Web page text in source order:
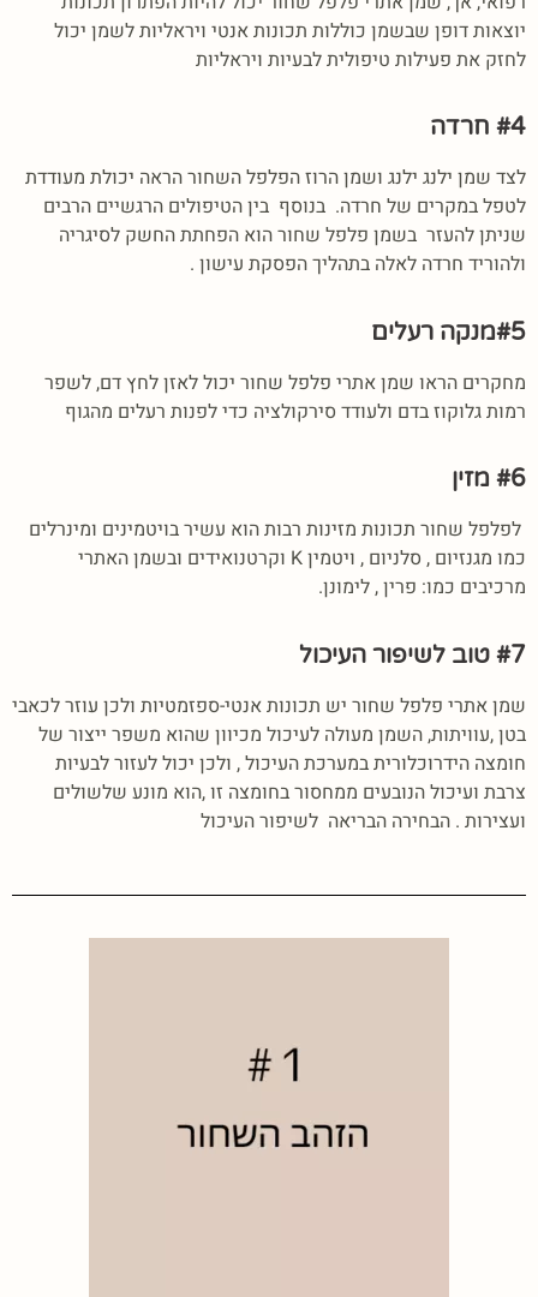
יוצאות דופן שבשמן כוללות תכונות אנטי ויראליות לשמן יכול
לחזק את פעילות טיפולית לבעיות ויראליות
#4 חרדה
לצד שמן ילנג ילנג ושמן הרוז הפלפל השחור הראה יכולת מעודדת
לטפל במקרים של חרדה. בנוסף בין הטיפולים הרגשיים הרבים
שניתן להעזר בשמן פלפל שחור הוא הפחתת החשק לסיגריה
ולהוריד חרדה לאלה בתהליך הפסקת עישון .
#5מנקה רעלים
מחקרים הראו שמן אתרי פלפל שחור יכול לאזן לחץ דם, לשפר
רמות גלוקוז בדם ולעודד סירקולציה כדי לפנות רעלים מהגוף
#6 מזין
לפלפל שחור תכונות מזינות רבות הוא עשיר בויטמינים ומינרלים
כמו מגנזיום , סלניום , ויטמין K וקרטנואידים ובשמן האתרי
מרכיבים כמו: פרין , לימונן.
#7 טוב לשיפור העיכול
שמן אתרי פלפל שחור יש תכונות אנטי-ספזמטיות ולכן עוזר לכאבי
בטן ,עוויתות, השמן מעולה לעיכול מכיוון שהוא משפר ייצור של
חומצה הידרוכלורית במערכת העיכול , ולכן יכול לעזור לבעיות
צרבת ועיכול הנובעים ממחסור בחומצה זו ,הוא מונע שלשולים
ועצירות . הבחירה הבריאה לשיפור העיכול